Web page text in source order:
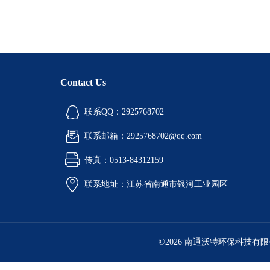
Contact Us
联系QQ：2925768702
联系邮箱：2925768702@qq.com
传真：0513-84312159
联系地址：江苏省南通市银河工业园区
©2026 南通沃特环保科技有